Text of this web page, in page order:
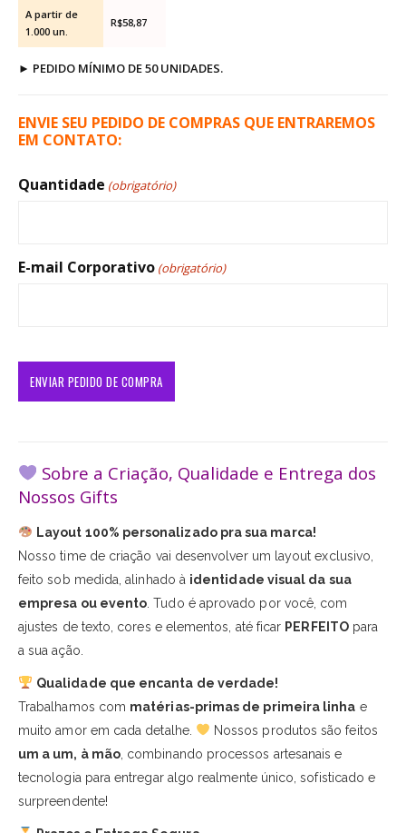
A partir de
1.000 un.
R$58,87
► PEDIDO MÍNIMO DE 50 UNIDADES.
ENVIE SEU PEDIDO DE COMPRAS QUE ENTRAREMOS
EM CONTATO:
Quantidade (obrigatório)
E-mail Corporativo (obrigatório)
Sobre a Criação, Qualidade e Entrega dos
Nossos Gifts
Layout 100% personalizado pra sua marca!
Nosso time de criação vai desenvolver um layout exclusivo,
feito sob medida, alinhado à identidade visual da sua
empresa ou evento . Tudo é aprovado por você, com
ajustes de texto, cores e elementos, até ficar PERFEITOpara
a sua ação.
Qualidade que encanta de verdade!
Trabalhamos com matérias-primas de primeira linha e
muito amor em cada detalhe.
Nossos produtos são feitos
um a um, à mão, combinando processos artesanais e
tecnologia para entregar algo realmente único, sofisticado e
surpreendente!